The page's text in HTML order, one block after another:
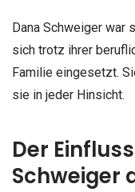
Dana Schweiger war
sich trotz ihrer
Familie eingesetzt.
sie in jeder Hinsicht.
Der
Schweiger